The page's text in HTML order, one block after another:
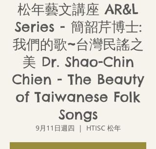
松年藝文講座 AR&L
Series - 簡韶芹博士:
我們的歌~台灣民謠之
美 Dr. Shao-Chin
Chien - The Beauty
of Taiwanese Folk
Songs
9月11日週四
  |
HTISC 松年